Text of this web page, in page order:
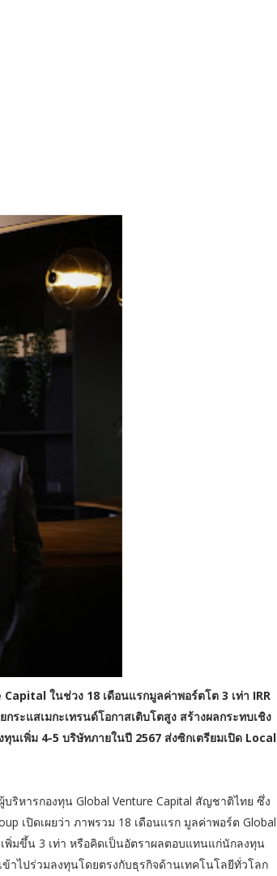
ในช่วง 18 เดือนแรกมูลค่าพอร์ตโต 3 เท่า IRR
ระแสเมกะเทรนด์โอกาสเติบโตสูง สร้างผลกระทบเชิง
นเพิ่ม 4-5 บริษัทภายในปี 2567 ส่งซิกเตรียมเปิด Local
ริหารกองทุน Global Venture Capital สัญชาติไทย ซึ่ง
เปิดเผยว่า ภาพรวม 18 เดือนแรก มูลค่าพอร์ต Global
พิ่มขึ้น 3 เท่า หรือคิดเป็นอัตราผลตอบแทนแก่นักลงทุน
าไปร่วมลงทุนโดยตรงกับธุรกิจด้านเทคโนโลยีทั่วโลก